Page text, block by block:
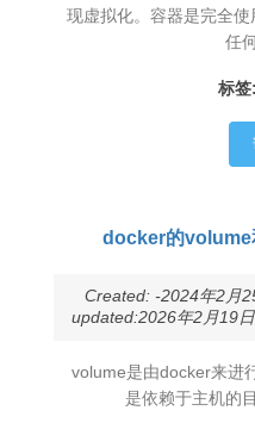
现虚拟化。容器是完全
任
标签:
docker的volume
Created: -2024年2月
updated:2026年2月19
volume是由docker来进
是依赖于主机的